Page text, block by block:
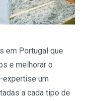
em Portugal que
e melhorar o
expertise um
a cada tipo de